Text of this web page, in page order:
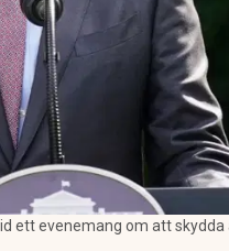
ett evenemang om att